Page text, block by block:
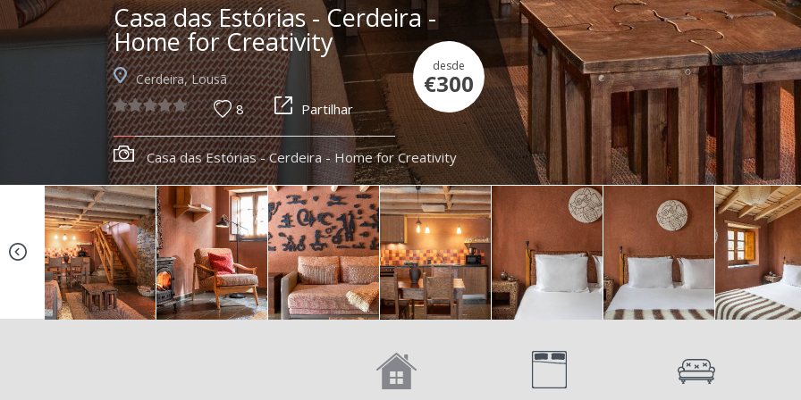
Casa das Estórias - Cerdeira -
Home for Creativity
Cerdeira, Lousã
8 Partilhar
desde
€300
Casa das Estórias - Cerdeira - Home for Creativity